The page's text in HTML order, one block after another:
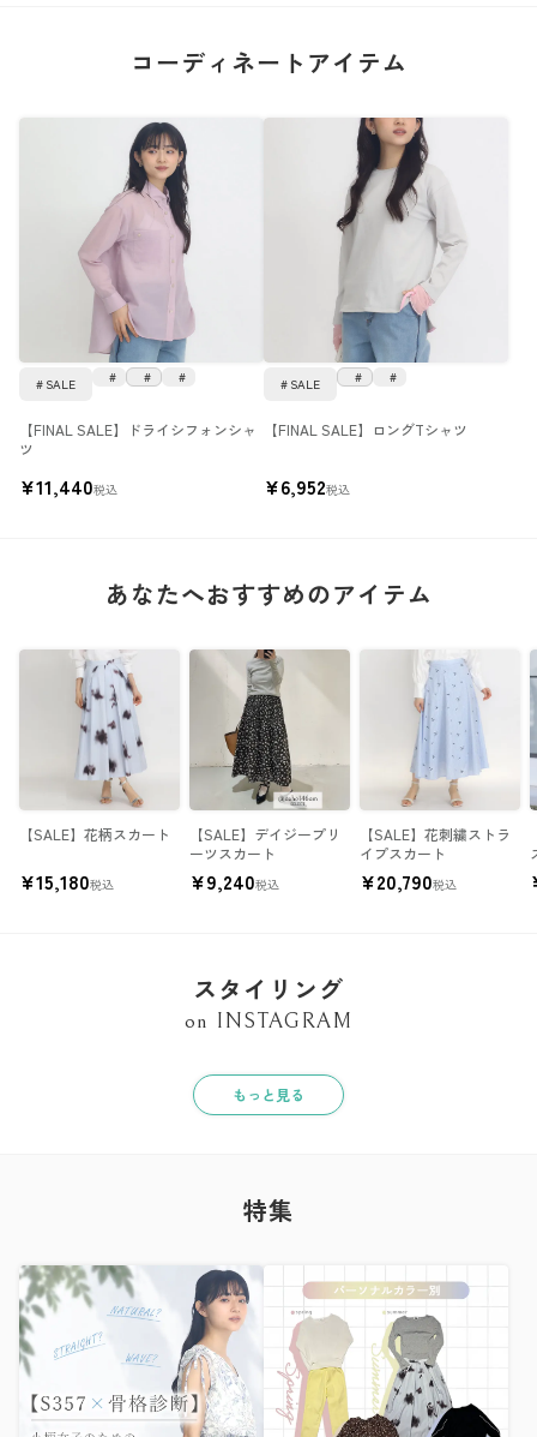
コーディネートアイテム
【FINAL SALE】ドライシフォンシャ
ツ
SALE
¥11,440税込
【FINAL SALE】ロングTシャツ
SALE
¥6,952税込
あなたへおすすめのアイテム
【SALE】花柄スカート
¥15,180税込
【SALE】デイジープリ
ーツスカート
¥9,240税込
【SALE】花刺繍ストラ
イプスカート
¥20,790税込
スタイリング
on INSTAGRAM
もっと見る
特集